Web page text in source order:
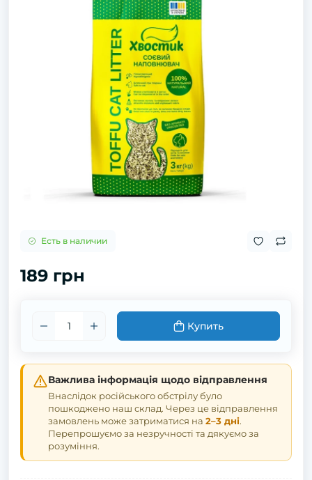
Есть в наличии
189 грн
Купить
Важлива інформація щодо відправлення
Внаслідок російського обстрілу було
пошкоджено наш склад. Через це відправлення
замовлень може затриматися на 2–3 дні.
Перепрошуємо за незручності та дякуємо за
розуміння.